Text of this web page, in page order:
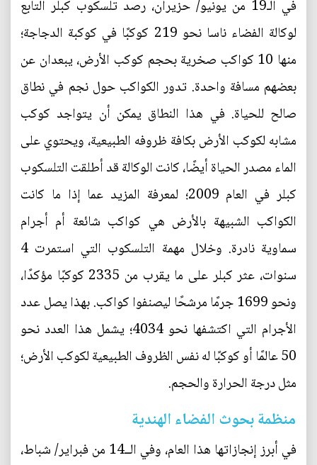
في الـ19 من يونيو/ حزيران، رصد تلسكوب كبلر التابع
لوكالة الفضاء ناسا نحو 219 كوكبًا في كوكبة الدجاجة؛
منها 10 كواكب صخرية بحجم كوكب الأرض، يبعدان عن
بعضهم مسافة واحدة. تدور الكواكب حول نجم في نطاق
صالح للحياة. في هذا النطاق يمكن أن يتواجد كوكب
مشابه لكوكب الأرض بكافة ظروفه الطبيعية، ويحتوي على
الماء مصدر الحياة أيضًا، كانت الوكالة قد أطلقت التلسكوب
كبلر في العام 2009؛ لمعرفة المزيد عما إذا ما كانت
الكواكب الشبيهة بالأرض هي كواكب شائعة أم أجرام
سماوية نادرة. وخلال مهمة التلسكوب التي استمرت 4
سنوات، عثر كبلر على ما يقرب من 2335 كوكبًا مؤكدًا،
ونحو 1699 جرمًا مرشحًا ليصنفوا كواكب. بهذا يصل عدد
الأجرام التي اكتشفها نحو 4034؛ يشمل هذا العدد نحو
50 عالمًا أو كوكبًا له نفس الظروف الطبيعية لكوكب الأرض؛
مثل درجة الحرارة والحجم.
منظمة بحوث الفضاء الهندية
في أبرز إنجازاتها هذا العام، وفي الــ14 من فبراير/ شباط،